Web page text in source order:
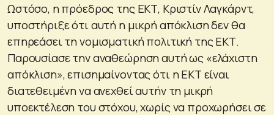
Ωστόσο, η πρόεδρος της ΕΚΤ, Κριστίν Λαγκάρντ,
υποστήριξε ότι αυτή η μικρή απόκλιση δεν θα
επηρεάσει τη νομισματική πολιτική της ΕΚΤ.
Παρουσίασε την αναθεώρηση αυτή ως «ελάχιστη
απόκλιση», επισημαίνοντας ότι η ΕΚΤ είναι
διατεθειμένη να ανεχθεί αυτήν τη μικρή
υποεκτέλεση του στόχου, χωρίς να προχωρήσει σε